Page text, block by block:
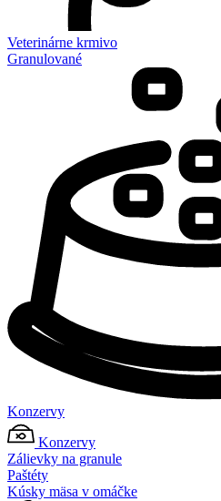
Veterinárne krmivo
Granulované
Konzervy
Konzervy
Zálievky na granule
Paštéty
Kúsky mäsa v omáčke